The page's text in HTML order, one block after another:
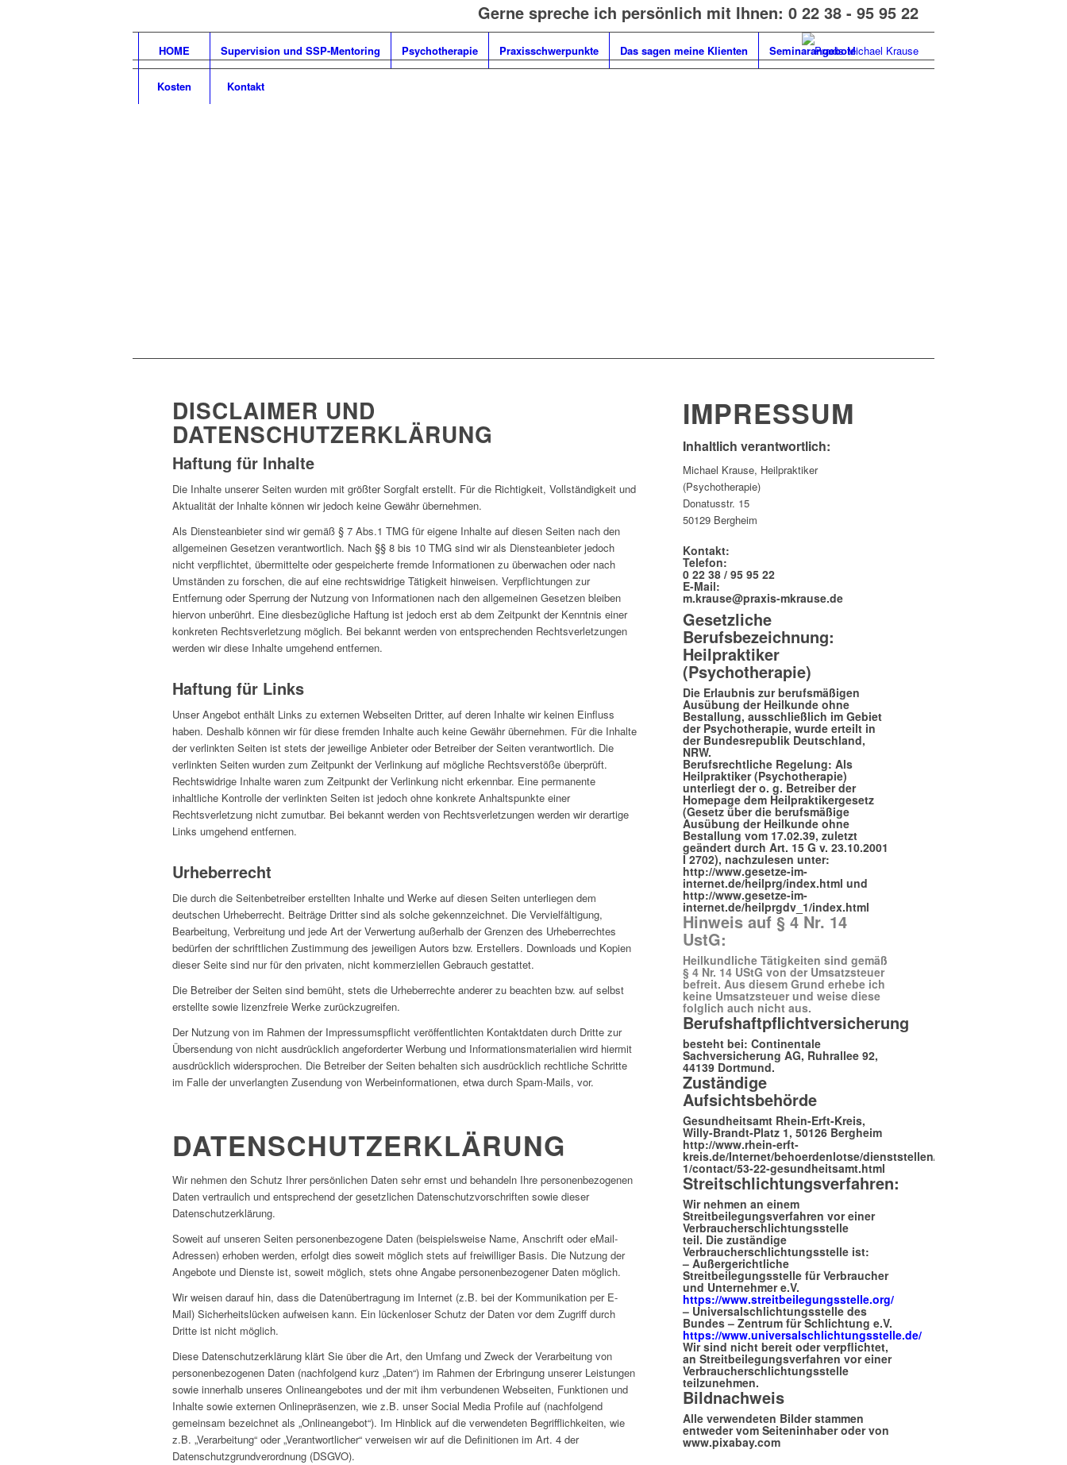
Gerne spreche ich persönlich mit Ihnen: 0 22 38 - 95 95 22
HOME Supervision und SSP-Mentoring Psychotherapie Praxisschwerpunkte Das sagen meine Klienten Seminarangebote
Kosten Kontakt
DISCLAIMER UND
DATENSCHUTZERKLÄRUNG
Haftung für Inhalte
Die Inhalte unserer Seiten wurden mit größter Sorgfalt erstellt. Für die Richtigkeit, Vollständigkeit und
Aktualität der Inhalte können wir jedoch keine Gewähr übernehmen.
Als Diensteanbieter sind wir gemäß § 7 Abs.1 TMG für eigene Inhalte auf diesen Seiten nach den
allgemeinen Gesetzen verantwortlich. Nach §§ 8 bis 10 TMG sind wir als Diensteanbieter jedoch
nicht verpflichtet, übermittelte oder gespeicherte fremde Informationen zu überwachen oder nach
Umständen zu forschen, die auf eine rechtswidrige Tätigkeit hinweisen. Verpflichtungen zur
Entfernung oder Sperrung der Nutzung von Informationen nach den allgemeinen Gesetzen bleiben
hiervon unberührt. Eine diesbezügliche Haftung ist jedoch erst ab dem Zeitpunkt der Kenntnis einer
konkreten Rechtsverletzung möglich. Bei bekannt werden von entsprechenden Rechtsverletzungen
werden wir diese Inhalte umgehend entfernen.
Haftung für Links
Unser Angebot enthält Links zu externen Webseiten Dritter, auf deren Inhalte wir keinen Einfluss
haben. Deshalb können wir für diese fremden Inhalte auch keine Gewähr übernehmen. Für die Inhalte
der verlinkten Seiten ist stets der jeweilige Anbieter oder Betreiber der Seiten verantwortlich. Die
verlinkten Seiten wurden zum Zeitpunkt der Verlinkung auf mögliche Rechtsverstöße überprüft.
Rechtswidrige Inhalte waren zum Zeitpunkt der Verlinkung nicht erkennbar. Eine permanente
inhaltliche Kontrolle der verlinkten Seiten ist jedoch ohne konkrete Anhaltspunkte einer
Rechtsverletzung nicht zumutbar. Bei bekannt werden von Rechtsverletzungen werden wir derartige
Links umgehend entfernen.
Urheberrecht
Die durch die Seitenbetreiber erstellten Inhalte und Werke auf diesen Seiten unterliegen dem
deutschen Urheberrecht. Beiträge Dritter sind als solche gekennzeichnet. Die Vervielfältigung,
Bearbeitung, Verbreitung und jede Art der Verwertung außerhalb der Grenzen des Urheberrechtes
bedürfen der schriftlichen Zustimmung des jeweiligen Autors bzw. Erstellers. Downloads und Kopien
dieser Seite sind nur für den privaten, nicht kommerziellen Gebrauch gestattet.
Die Betreiber der Seiten sind bemüht, stets die Urheberrechte anderer zu beachten bzw. auf selbst
erstellte sowie lizenzfreie Werke zurückzugreifen.
Der Nutzung von im Rahmen der Impressumspflicht veröffentlichten Kontaktdaten durch Dritte zur
Übersendung von nicht ausdrücklich angeforderter Werbung und Informationsmaterialien wird hiermit
ausdrücklich widersprochen. Die Betreiber der Seiten behalten sich ausdrücklich rechtliche Schritte
im Falle der unverlangten Zusendung von Werbeinformationen, etwa durch Spam-Mails, vor.
DATENSCHUTZERKLÄRUNG
Wir nehmen den Schutz Ihrer persönlichen Daten sehr ernst und behandeln Ihre personenbezogenen
Daten vertraulich und entsprechend der gesetzlichen Datenschutzvorschriften sowie dieser
Datenschutzerklärung.
Soweit auf unseren Seiten personenbezogene Daten (beispielsweise Name, Anschrift oder eMail-
Adressen) erhoben werden, erfolgt dies soweit möglich stets auf freiwilliger Basis. Die Nutzung der
Angebote und Dienste ist, soweit möglich, stets ohne Angabe personenbezogener Daten möglich.
Wir weisen darauf hin, dass die Datenübertragung im Internet (z.B. bei der Kommunikation per E-
Mail) Sicherheitslücken aufweisen kann. Ein lückenloser Schutz der Daten vor dem Zugriff durch
Dritte ist nicht möglich.
Diese Datenschutzerklärung klärt Sie über die Art, den Umfang und Zweck der Verarbeitung von
personenbezogenen Daten (nachfolgend kurz „Daten“) im Rahmen der Erbringung unserer Leistungen
sowie innerhalb unseres Onlineangebotes und der mit ihm verbundenen Webseiten, Funktionen und
Inhalte sowie externen Onlinepräsenzen, wie z.B. unser Social Media Profile auf (nachfolgend
gemeinsam bezeichnet als „Onlineangebot“). Im Hinblick auf die verwendeten Begrifflichkeiten, wie
z.B. „Verarbeitung“ oder „Verantwortlicher“ verweisen wir auf die Definitionen im Art. 4 der
Datenschutzgrundverordnung (DSGVO).
IMPRESSUM
Inhaltlich verantwortlich:
Michael Krause, Heilpraktiker
(Psychotherapie)
Donatusstr. 15
50129 Bergheim
Kontakt:
Telefon:
0 22 38 / 95 95 22
E-Mail:
m.krause@praxis-mkrause.de
Gesetzliche
Berufsbezeichnung:
Heilpraktiker
(Psychotherapie)
Die Erlaubnis zur berufsmäßigen
Ausübung der Heilkunde ohne
Bestallung, ausschließlich im Gebiet
der Psychotherapie, wurde erteilt in
der Bundesrepublik Deutschland,
NRW.
Berufsrechtliche Regelung: Als
Heilpraktiker (Psychotherapie)
unterliegt der o. g. Betreiber der
Homepage dem Heilpraktikergesetz
(Gesetz über die berufsmäßige
Ausübung der Heilkunde ohne
Bestallung vom 17.02.39, zuletzt
geändert durch Art. 15 G v. 23.10.2001
I 2702), nachzulesen unter:
http://www.gesetze-im-
internet.de/heilprg/index.htmlund
http://www.gesetze-im-
internet.de/heilprgdv_1/index.html
Hinweis auf § 4 Nr. 14
UstG:
Heilkundliche Tätigkeiten sind gemäß
§ 4 Nr. 14 UStG von der Umsatzsteuer
befreit. Aus diesem Grund erhebe ich
keine Umsatzsteuer und weise diese
folglich auch nicht aus.
Berufshaftpflichtversicherung
besteht bei: Continentale
Sachversicherung AG, Ruhrallee 92,
44139 Dortmund.
Zuständige
Aufsichtsbehörde
Gesundheitsamt Rhein-Erft-Kreis,
Willy-Brandt-Platz 1, 50126 Bergheim
http://www.rhein-erft-
kreis.de/Internet/behoerdenlotse/dienststellen/_ii/_53-
1/contact/53-22-gesundheitsamt.html
Streitschlichtungsverfahren:
Wir nehmen an einem
Streitbeilegungsverfahren vor einer
Verbraucherschlichtungsstelle
teil. Die zuständige
Verbraucherschlichtungsstelle ist:
– Außergerichtliche
Streitbeilegungsstelle für Verbraucher
und Unternehmer e.V.
https://www.streitbeilegungsstelle.org/
– Universalschlichtungsstelle des
Bundes – Zentrum für Schlichtung e.V.
https://www.universalschlichtungsstelle.de/
Wir sind nicht bereit oder verpflichtet,
an Streitbeilegungsverfahren vor einer
Verbraucherschlichtungsstelle
teilzunehmen.
Bildnachweis
Alle verwendeten Bilder stammen
entweder vom Seiteninhaber oder von
www.pixabay.com